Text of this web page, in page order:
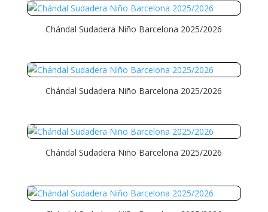
Chándal Sudadera Niño Barcelona 2025/2026
Chándal Sudadera Niño Barcelona 2025/2026
Chándal Sudadera Niño Barcelona 2025/2026